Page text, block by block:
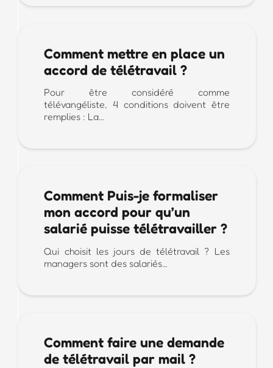
Comment mettre en place un
accord de télétravail ?
Pour être considéré comme
télévangéliste, 4 conditions doivent être
remplies : La…
Comment Puis-je formaliser
mon accord pour qu’un
salarié puisse télétravailler ?
Qui choisit les jours de télétravail ? Les
managers sont des salariés…
Comment faire une demande
de télétravail par mail ?